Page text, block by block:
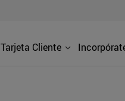
Tarjeta Cliente